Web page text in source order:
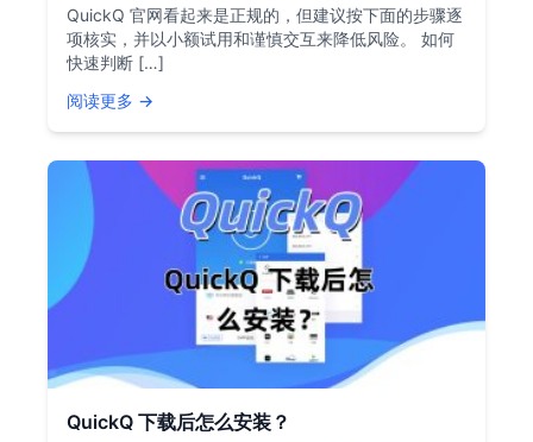
QuickQ 官网看起来是正规的，但建议按下面的步骤逐
项核实，并以小额试用和谨慎交互来降低风险。 如何
快速判断 […]
阅读更多 →
QuickQ 下载后怎么安装？